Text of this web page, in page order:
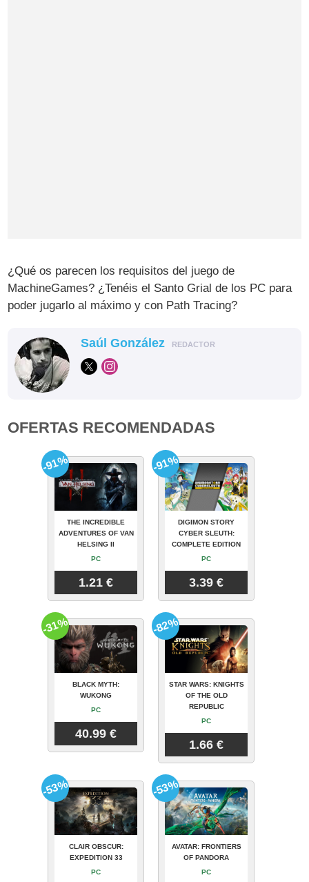
¿Qué os parecen los requisitos del juego de
MachineGames? ¿Tenéis el Santo Grial de los PC para
poder jugarlo al máximo y con Path Tracing?
Saúl González REDACTOR
OFERTAS RECOMENDADAS
THE INCREDIBLE
ADVENTURES OF VAN
HELSING II
PC
1.21 €
-91%
DIGIMON STORY
CYBER SLEUTH:
COMPLETE EDITION
PC
3.39 €
-91%
BLACK MYTH:
WUKONG
PC
40.99 €
-31%
STAR WARS: KNIGHTS
OF THE OLD
REPUBLIC
PC
1.66 €
-82%
CLAIR OBSCUR:
EXPEDITION 33
PC
-53%
AVATAR: FRONTIERS
OF PANDORA
PC
-53%